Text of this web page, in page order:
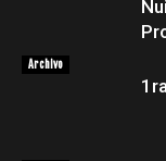
Archivo